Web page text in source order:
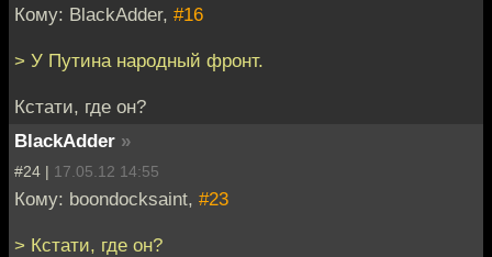
Кому: BlackAdder, #16
> У Путина народный фронт.
Кстати, где он?
BlackAdder »
#24 | 17.05.12 14:55
Кому: boondocksaint, #23
> Кстати, где он?